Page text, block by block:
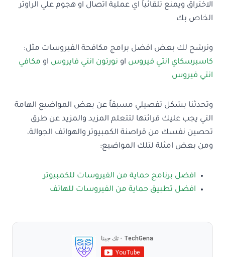
الاختراق ويمنع تلقائياً اي عملية اتصال او هجوم علي الراوتر
الخاص بك
ونرشح لك بعض افضل برامج مكافحة الفيروسات مثل:
كاسبرسكاي انتي فيروس او نورتون انتي فايروس او مكافي
انتي فيروس
وتحدثنا بشكل تفصيلي مسبقاً عن بعض المواضيع الهامة
التي يجب عليك قرائتها لتتعلم المزيد والمزيد عن طرق
تحصين نفسك من قراصنة الكمبيوتر والهواتف الجوالة،
ومن بعض امثلة لتلك المواضيع:
افضل برنامج حماية من الفيروسات للكمبيوتر
افضل تطبيق حماية من الفيروسات للهاتف